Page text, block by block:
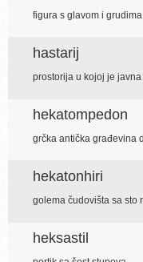
figura s glavom i
hastarij
prostorija u kojoj je
hekatompedon
grčka antička građevina
hekatonhiri
golema čudovišta sa sto
heksastil